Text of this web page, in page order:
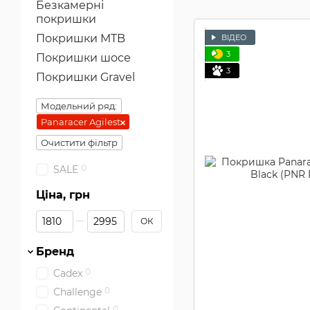
ВІДЕО
3
3
Безкамерні
покришки
Покришки MTB
Покришки шосе
Покришки Gravel
Модельний ряд:
Panaracer Agilest
Очистити фільтр
SALE 0
Ціна, грн
Від Ціна, грн
До Ціна, грн ОК
Бренд
Cadex 0
Challenge 0